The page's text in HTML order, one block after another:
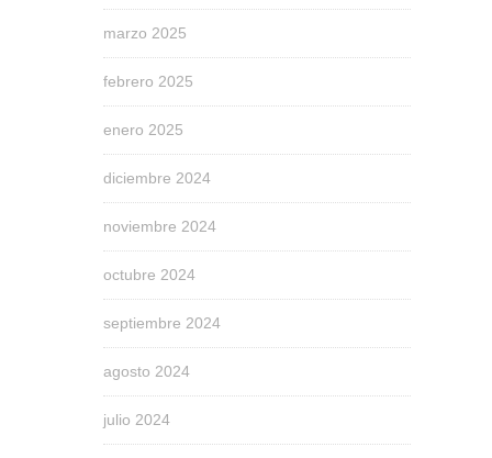
marzo 2025
febrero 2025
enero 2025
diciembre 2024
noviembre 2024
octubre 2024
septiembre 2024
agosto 2024
julio 2024